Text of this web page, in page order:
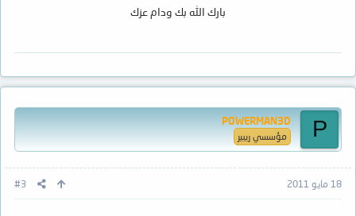
بارك الله بك ودام عزك
P
POWERMAN3D
مؤسسي ريبير
18 مايو 2011 #3